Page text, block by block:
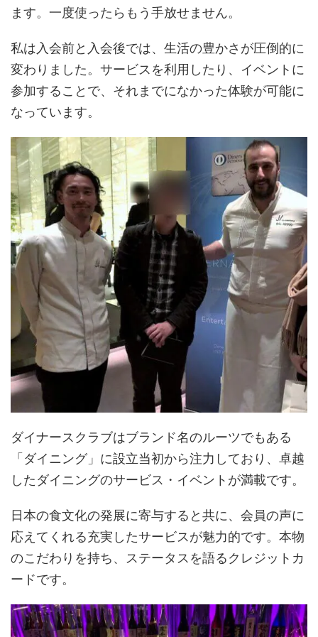
ます。一度使ったらもう手放せません。
私は入会前と入会後では、生活の豊かさが圧倒的に
変わりました。サービスを利用したり、イベントに
参加することで、それまでになかった体験が可能に
なっています。
ダイナースクラブはブランド名のルーツでもある
「ダイニング」に設立当初から注力しており、卓越
したダイニングのサービス・イベントが満載です。
日本の食文化の発展に寄与すると共に、会員の声に
応えてくれる充実したサービスが魅力的です。本物
のこだわりを持ち、ステータスを語るクレジットカ
ードです。